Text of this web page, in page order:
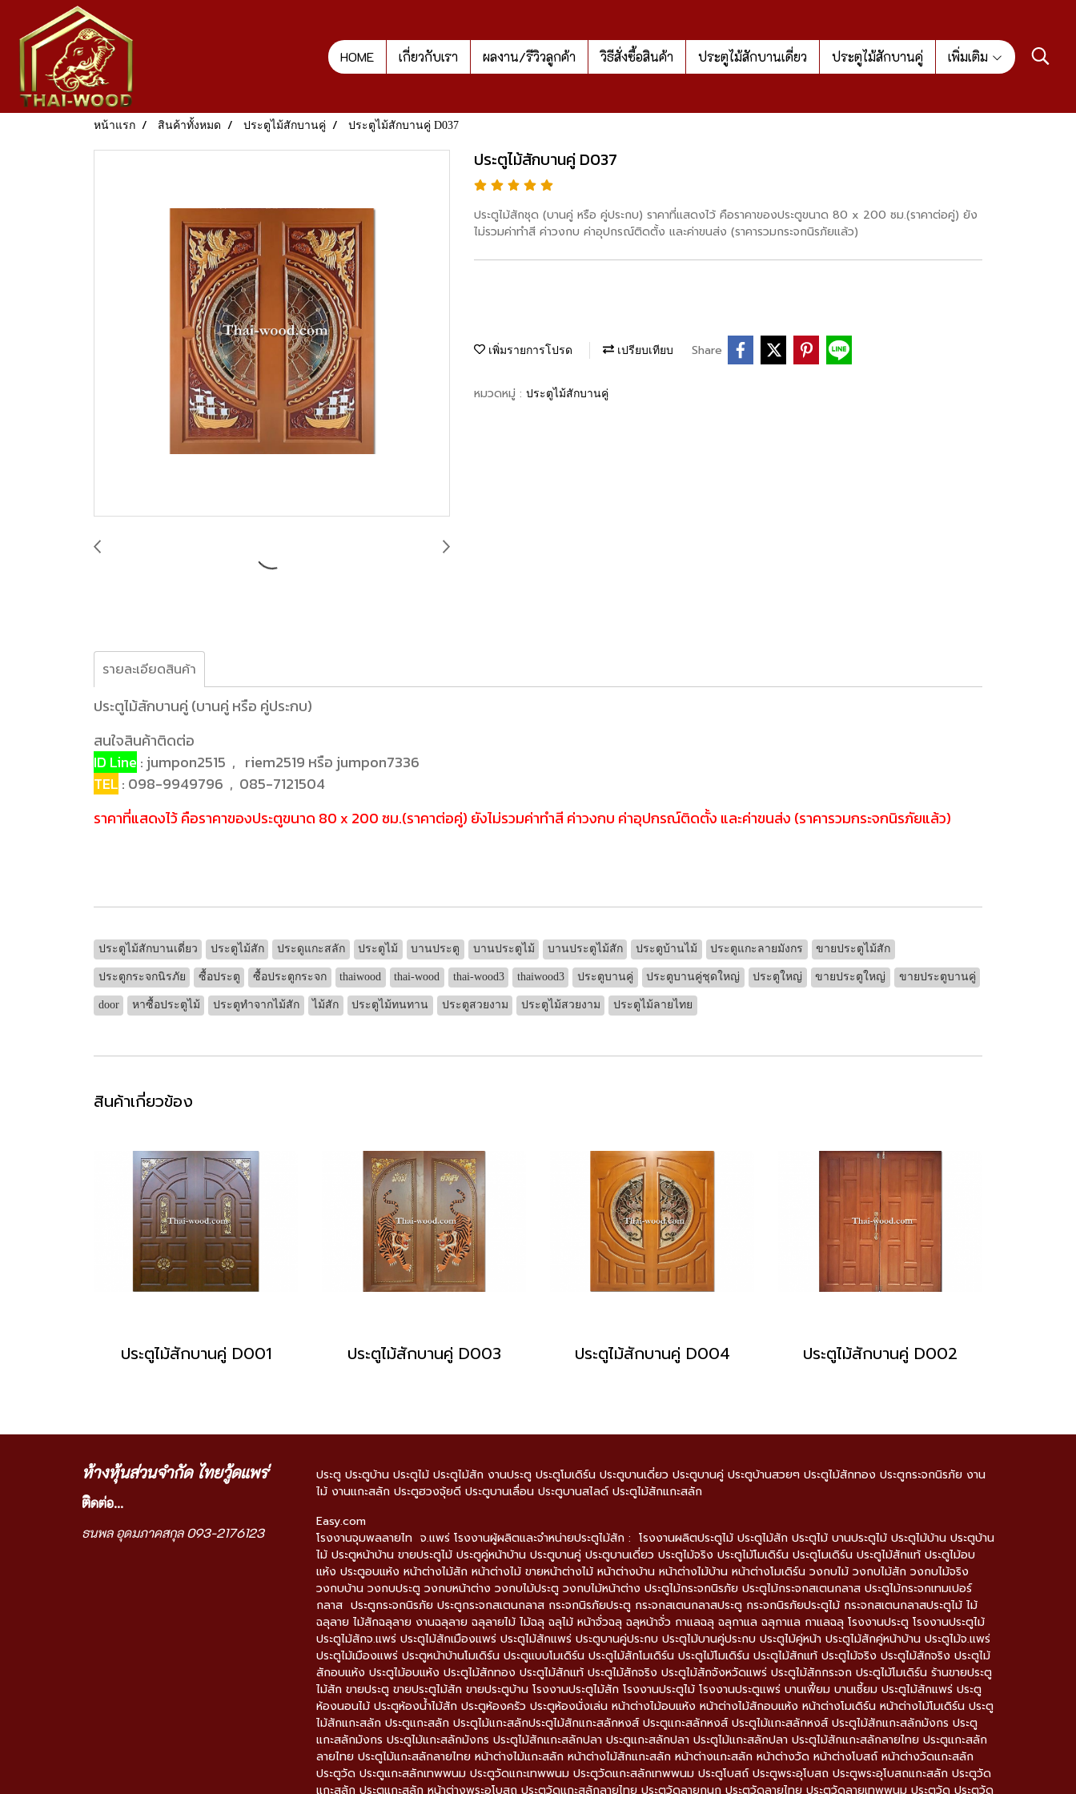
HOME เกี่ยวกับเรา ผลงาน/รีวิวลูกค้า วิธีสั่งซื้อสินค้า ประตูไม้สักบานเดี่ยว ประตูไม้สักบานคู่ เพิ่มเติม
หน้าแรก สินค้าทั้งหมด ประตูไม้สักบานคู่ ประตูไม้สักบานคู่ D037
ประตูไม้สักบานคู่ D037
ประตูไม้สักชุด (บานคู่ หรือ คู่ประกบ) ราคาที่แสดงไว้ คือราคาของประตูขนาด 80 x 200 ซม.(ราคาต่อคู่) ยัง
ไม่รวมค่าทำสี ค่าวงกบ ค่าอุปกรณ์ติดตั้ง และค่าขนส่ง (ราคารวมกระจกนิรภัยแล้ว)
เพิ่มรายการโปรด เปรียบเทียบ Share
หมวดหมู่ : ประตูไม้สักบานคู่
รายละเอียดสินค้า
ประตูไม้สักบานคู่ (บานคู่ หรือ คู่ประกบ)
สนใจสินค้าติดต่อ
ID Line : jumpon2515 , riem2519 หรือ jumpon7336
TEL : 098-9949796 , 085-7121504
ราคาที่แสดงไว้ คือราคาของประตูขนาด 80 x 200 ซม.(ราคาต่อคู่) ยังไม่รวมค่าทำสี ค่าวงกบ ค่าอุปกรณ์ติดตั้ง และค่าขนส่ง (ราคารวมกระจกนิรภัยแล้ว)
ประตูไม้สักบานเดี่ยว ประตูไม้สัก ประดูแกะสลัก ประตูไม้ บานประตู บานประตูไม้ บานประตูไม้สัก ประตูบ้านไม้ ประตูแกะลายมังกร ขายประตูไม้สัก
ประตูกระจกนิรภัย ซื้อประตู ซื้อประตูกระจก thaiwood thai-wood thai-wood3 thaiwood3 ประตูบานคู่ ประตูบานคู่ชุดใหญ่ ประตูใหญ่ ขายประตูใหญ่ ขายประตูบานคู่
door หาซื้อประตูไม้ ประตูทำจากไม้สัก ไม้สัก ประตูไม้ทนทาน ประตูสวยงาม ประตูไม้สวยงาม ประตูไม้ลายไทย
สินค้าเกี่ยวข้อง
ประตูไม้สักบานคู่ D001 ประตูไม้สักบานคู่ D003 ประตูไม้สักบานคู่ D004 ประตูไม้สักบานคู่ D002
ห้างหุ้นส่วนจำกัด ไทยวู้ดแพร่
ติดต่อ...
ธนพล อุดมภาคสกุล 093-2176123
ประตู ประตูบ้าน ประตูไม้ ประตูไม้สัก งานประตู ประตูโมเดิร์น ประตูบานเดี่ยว ประตูบานคู่ ประตูบ้านสวยๆ ประตูไม้สักทอง ประตูกระจกนิรภัย งาน
ไม้ งานแกะสลัก ประตูฮวงจุ้ยดี ประตูบานเลื่อน ประตูบานสไลด์ ประตูไม้สักแกะสลัก
Easy.com
โรงงานจุมพลลายไท จ.แพร่ โรงงานผู้ผลิตและจำหน่ายประตูไม้สัก : โรงงานผลิตประตูไม้ ประตูไม้สัก ประตูไม้ บานประตูไม้ ประตูไม้บ้าน ประตูบ้าน
ไม้ ประตูหน้าบ้าน ขายประตูไม้ ประตูคู่หน้าบ้าน ประตูบานคู่ ประตูบานเดี่ยว ประตูไม้จริง ประตูไม้โมเดิร์น ประตูโมเดิร์น ประตูไม้สักแท้ ประตูไม้อบ
แห้ง ประตูอบแห้ง หน้าต่างไม้สัก หน้าต่างไม้ ขายหน้าต่างไม้ หน้าต่างบ้าน หน้าต่างไม้บ้าน หน้าต่างโมเดิร์น วงกบไม้ วงกบไม้สัก วงกบไม้จริง
วงกบบ้าน วงกบประตู วงกบหน้าต่าง วงกบไม้ประตู วงกบไม้หน้าต่าง ประตูไม้กระจกนิรภัย ประตูไม้กระจกสเตนกลาส ประตูไม้กระจกเทมเปอร์
กลาส ประตูกระจกนิรภัย ประตูกระจกสเตนกลาส กระจกนิรภัยประตู กระจกสเตนกลาสประตู กระจกนิรภัยประตูไม้ กระจกสเตนกลาสประตูไม้ ไม้
ฉลุลาย ไม้สักฉลุลาย งานฉลุลาย ฉลุลายไม้ ไม้ฉลุ ฉลุไม้ หน้าจั่วฉลุ ฉลุหน้าจั่ว กาแลฉลุ ฉลุกาแล ฉลุกาแล กาแลฉลุ โรงงานประตู โรงงานประตูไม้
ประตูไม้สักจ.แพร่ ประตูไม้สักเมืองแพร่ ประตูไม้สักแพร่ ประตูบานคู่ประกบ ประตูไม้บานคู่ประกบ ประตูไม้คู่หน้า ประตูไม้สักคู่หน้าบ้าน ประตูไม้จ.แพร่
ประตูไม้เมืองแพร่ ประตูหน้าบ้านโมเดิร์น ประตูแบบโมเดิร์น ประตูไม้สักโมเดิร์น ประตูไม้โมเดิร์น ประตูไม้สักแท้ ประตูไม้จริง ประตูไม้สักจริง ประตูไม้
สักอบแห้ง ประตูไม้อบแห้ง ประตูไม้สักทอง ประตูไม้สักแท้ ประตูไม้สักจริง ประตูไม้สักจังหวัดแพร่ ประตูไม้สักกระจก ประตูไม้โมเดิร์น ร้านขายประตู
ไม้สัก ขายประตู ขายประตูไม้สัก ขายประตูบ้าน โรงงานประตูไม้สัก โรงงานประตูไม้ โรงงานประตูแพร่ บานเฟี้ยม บานเซี้ยม ประตูไม้สักแพร่ ประตู
ห้องนอนไม้ ประตูห้องน้ำไม้สัก ประตูห้องครัว ประตูห้องนั่งเล่น หน้าต่างไม้อบแห้ง หน้าต่างไม้สักอบแห้ง หน้าต่างโมเดิร์น หน้าต่างไม้โมเดิร์น ประตู
ไม้สักแกะสลัก ประตูแกะสลัก ประตูไม้แกะสลักประตูไม้สักแกะสลักหงส์ ประตูแกะสลักหงส์ ประตูไม้แกะสลักหงส์ ประตูไม้สักแกะสลักมังกร ประตู
แกะสลักมังกร ประตูไม้แกะสลักมังกร ประตูไม้สักแกะสลักปลา ประตูแกะสลักปลา ประตูไม้แกะสลักปลา ประตูไม้สักแกะสลักลายไทย ประตูแกะสลัก
ลายไทย ประตูไม้แกะสลักลายไทย หน้าต่างไม้แกะสลัก หน้าต่างไม้สักแกะสลัก หน้าต่างแกะสลัก หน้าต่างวัด หน้าต่างโบสถ์ หน้าต่างวัดแกะสลัก
ประตูวัด ประตูแกะสลักเทพพนม ประตูวัดแกะเทพพนม ประตูวัดแกะสลักเทพพนม ประตูโบสถ์ ประตูพระอุโบสถ ประตูพระอุโบสถแกะสลัก ประตูวัด
แกะสลัก ประตูแกะสลัก หน้าต่างพระอุโบสถ ประตูวัดแกะสลักลายไทย ประตูวัดลายกนก ประตูวัดลายไทย ประตูวัดลายเทพพนม ประตูวัด ประตูวัด